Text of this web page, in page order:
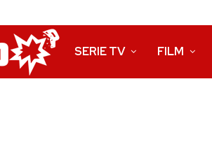
SERIE TV FILM